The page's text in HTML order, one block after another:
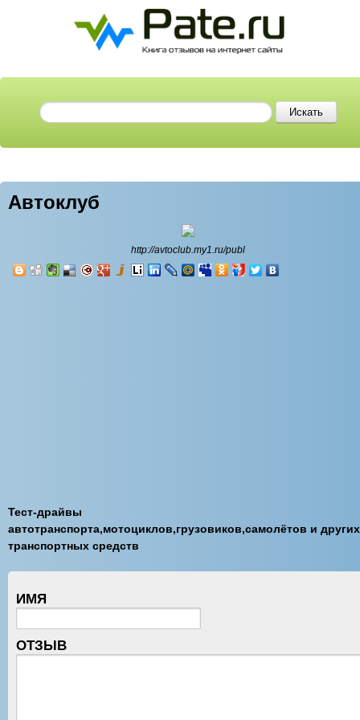
Автоклуб
http://avtoclub.my1.ru/publ
Тест-драйвы
автотранспорта,мотоциклов,грузовиков,самолётов и других
транспортных средств
ИМЯ
ОТЗЫВ